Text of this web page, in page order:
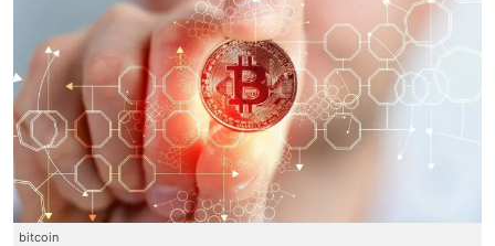
bitcoin